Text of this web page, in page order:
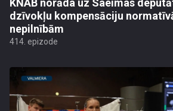
KNAB norāda uz Saeimas
dzīvokļu kompensāciju
nepilnībām
414. epizode